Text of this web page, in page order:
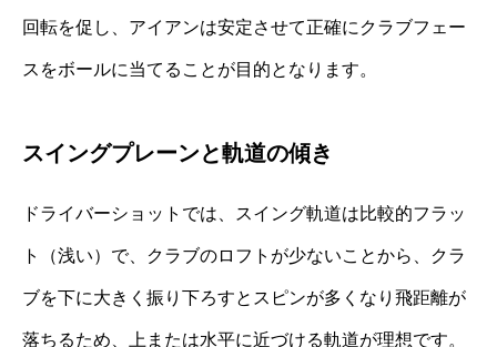
回転を促し、アイアンは安定させて正確にクラブフェー
スをボールに当てることが目的となります。
スイングプレーンと軌道の傾き
ドライバーショットでは、スイング軌道は比較的フラッ
ト（浅い）で、クラブのロフトが少ないことから、クラ
ブを下に大きく振り下ろすとスピンが多くなり飛距離が
落ちるため、上または水平に近づける軌道が理想です。